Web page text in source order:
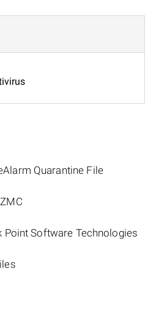
Quarantine File
Point Software Technologies